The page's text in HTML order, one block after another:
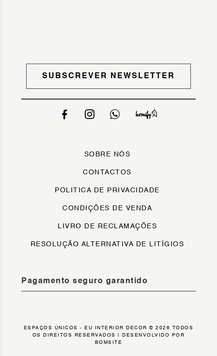
SUBSCREVER NEWSLETTER
SOBRE NÓS
CONTACTOS
POLITICA DE PRIVACIDADE
CONDIÇÕES DE VENDA
LIVRO DE RECLAMAÇÕES
RESOLUÇÃO ALTERNATIVA DE LITÍGIOS
Pagamento seguro garantido
ESPAÇOS ÚNICOS - EU INTERIOR DECOR © 2026 TODOS
OS DIREITOS RESERVADOS | DESENVOLVIDO POR
BOMSITE